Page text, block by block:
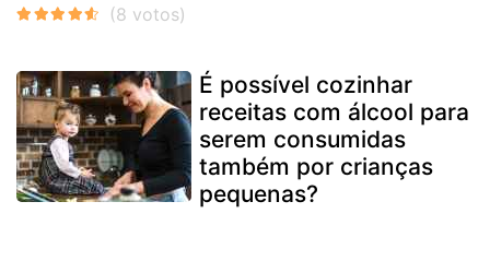
É possível cozinhar
receitas com álcool para
serem consumidas
também por crianças
pequenas?